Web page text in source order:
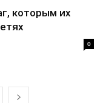
которым их
0